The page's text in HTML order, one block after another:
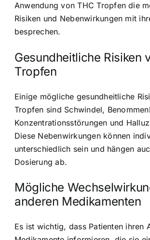
Anwendung von THC Tropfen die
Risiken und Nebenwirkungen mit
besprechen.
Gesundheitliche Risiken
Tropfen
Einige mögliche gesundheitliche
Tropfen sind Schwindel,
Konzentrationsstörungen und
Diese Nebenwirkungen können
unterschiedlich sein und hängen
Dosierung ab.
Mögliche
anderen Medikamenten
Es ist wichtig, dass Patienten ihren